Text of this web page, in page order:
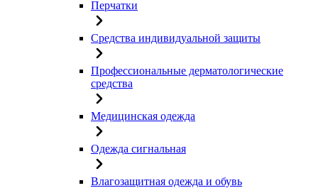
Перчатки
Средства индивидуальной защиты
Профессиональные дерматологические
средства
Медицинская одежда
Одежда сигнальная
Влагозащитная одежда и обувь